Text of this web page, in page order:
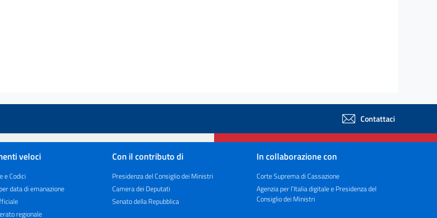
Contattaci
veloci
e Codici
data di emanazione
regionale
Con il contributo di
Presidenza del Consiglio dei Ministri
Camera dei Deputati
Senato della Repubblica
In collaborazione con
Corte Suprema di Cassazione
Agenzia per l’Italia digitale e Presidenza del
Consiglio dei Ministri